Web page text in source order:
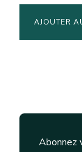
AJOUTER
Abonnez